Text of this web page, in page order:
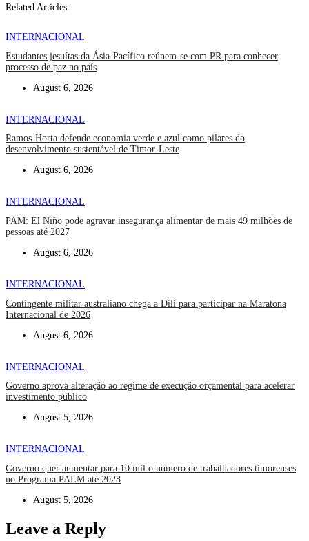
Related Articles
INTERNACIONAL
Estudantes jesuítas da Ásia-Pacífico reúnem-se com PR para conhecer
processo de paz no país
August 6, 2026
INTERNACIONAL
Ramos-Horta defende economia verde e azul como pilares do
desenvolvimento sustentável de Timor-Leste
August 6, 2026
INTERNACIONAL
PAM: El Niño pode agravar insegurança alimentar de mais 49 milhões de
pessoas até 2027
August 6, 2026
INTERNACIONAL
Contingente militar australiano chega a Díli para participar na Maratona
Internacional de 2026
August 6, 2026
INTERNACIONAL
Governo aprova alteração ao regime de execução orçamental para acelerar
investimento público
August 5, 2026
INTERNACIONAL
Governo quer aumentar para 10 mil o número de trabalhadores timorenses
no Programa PALM até 2028
August 5, 2026
Leave a Reply